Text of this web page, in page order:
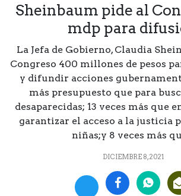
Sheinbaum pide al
mdp para
La Jefa de Gobierno, Claudia
Congreso 400 millones de pesos
y difundir acciones
más presupuesto que para
desaparecidas; 13 veces más que
garantizar el acceso a la justicia
niñas;y 8 veces más
DICIEMBRE 8, 2021